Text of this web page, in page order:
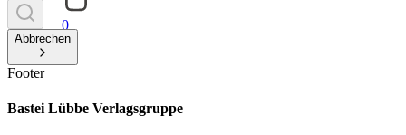
0
Abbrechen
Footer
Bastei Lübbe Verlagsgruppe